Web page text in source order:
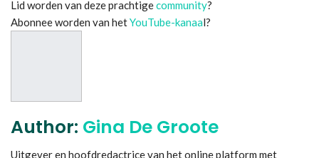
Lid worden van deze prachtigecommunity?
Abonnee worden van hetYouTube-kanaal?
Author: Gina De Groote
Uitgever en hoofdredactrice van het online platform met